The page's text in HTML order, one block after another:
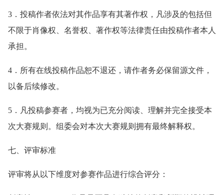
3．投稿作者依法对其作品享有其著作权，凡涉及的包括但
不限于肖像权、名誉权、著作权等法律责任由投稿作者本人
承担。
4．所有在线投稿作品恕不退还，请作者务必保留源文件，
以备后续修改。
5．凡投稿参赛者，均视为已充分阅读、理解并完全接受本
次大赛规则。组委会对本次大赛规则拥有最终解释权。
七、评审标准
评审将从以下维度对参赛作品进行综合评分：